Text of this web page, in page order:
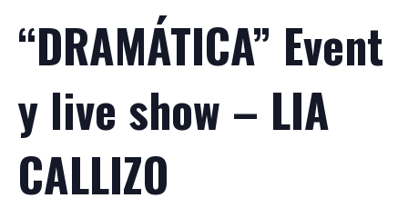
“DRAMÁTICA” Event
y live show – LIA
CALLIZO